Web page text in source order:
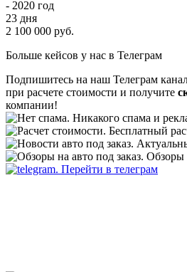
- 2020 год
23 дня
2 100 000 руб.
Больше кейсов у нас в Телеграм
Подпишитесь на наш Телеграм
при расчете стоимости и получите
компании!
Никакого спама и
Бесплатный
Обзоры
Перейти в телеграм